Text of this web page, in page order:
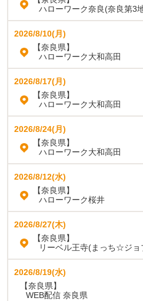
ハローワーク奈良(奈良第3
2026/8/10(月)
【奈良県】
ハローワーク大和高田
2026/8/17(月)
【奈良県】
ハローワーク大和高田
2026/8/24(月)
【奈良県】
ハローワーク大和高田
2026/8/12(水)
【奈良県】
ハローワーク桜井
2026/8/27(木)
【奈良県】
リーベル王寺(まっち☆ジョ
2026/8/19(水)
【奈良県】
WEB配信 奈良県